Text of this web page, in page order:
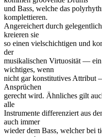
und Bass, welche das
komplettieren.
Angereichert durch
kreieren sie
so einen vielschichtigen und
der
musikalischen Virtuosität —
wichtiges, wenn
nicht gar konstitutives Attribut
Ansprüchen
gerecht wird. Ähnliches gilt
alle
Instrumente differenziert aus
auch immer
wieder dem Bass, welcher bei